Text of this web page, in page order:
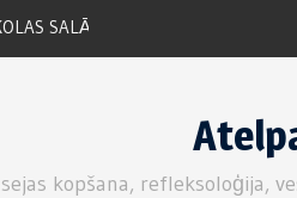
PUTUKRĒJUMA
kopšana, refleksoloģija,